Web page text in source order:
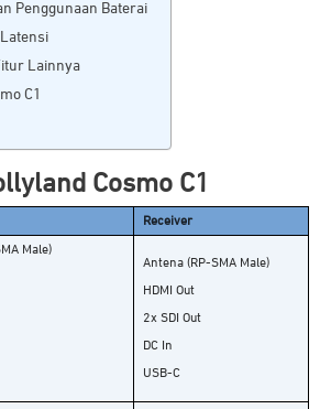
Penggunaan Baterai
Lainnya
C1
Cosmo C1
Receiver
Male)
Antena (RP-SMA Male)
HDMI Out
2x SDI Out
DC In
USB-C